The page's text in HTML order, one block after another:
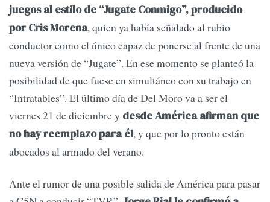
juegos al estilo de “Jugate Conmigo”, producido
por Cris Morena, quien ya había señalado al rubio
conductor como el único capaz de ponerse al frente de una
nueva versión de “Jugate”. En ese momento se planteó la
posibilidad de que fuese en simultáneo con su trabajo en
“Intratables”. El último día de Del Moro va a ser el
viernes 21 de diciembre y desde América afirman que
no hay reemplazo para él, y que por lo pronto están
abocados al armado del verano.
Ante el rumor de una posible salida de América para pasar